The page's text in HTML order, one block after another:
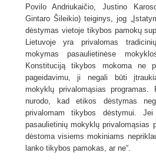
Povilo Andriukaičio, Justino
Gintaro Šileikio) teiginys, jog
dėstymas vietoje tikybos pamokų
Lietuvoje yra privalomas
mokymas pasaulietinėse
Konstituciją tikybos mokoma ne
pageidavimu, ji negali būti
mokyklų privalomąsias programas.
nurodo, kad etikos dėstymas
privalomam tikybos dėstymui.
pasaulietinių mokyklų privalomąsias
dėstoma visiems mokiniams
lanko tikybos pamokas, ar ne“.